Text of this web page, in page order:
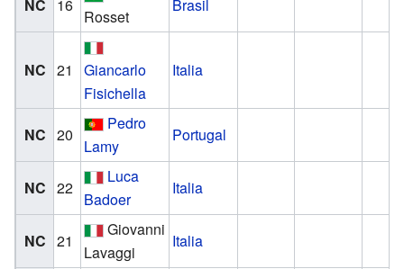
NC 16
Rosset
Brasil
NC 21
Giancarlo
Fisichella
Italia
NC 20
Pedro
Lamy
Portugal
NC 22
Luca
Badoer
Italia
NC 21
Giovanni
Lavaggi
Italia